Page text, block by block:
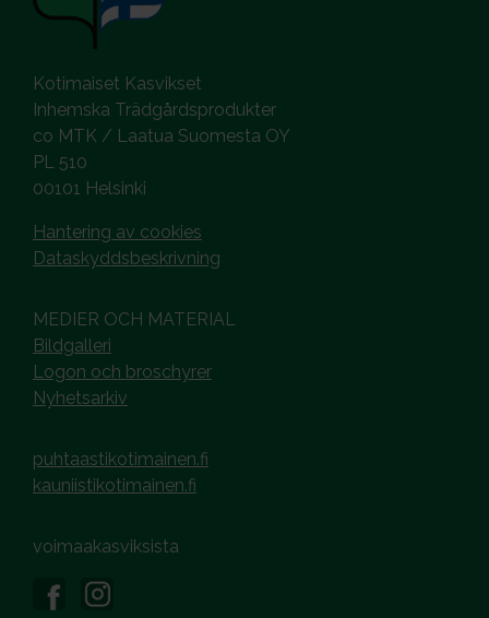
Kotimaiset Kasvikset
Inhemska Trädgårdsprodukter
co MTK / Laatua Suomesta OY
PL 510
00101 Helsinki
Hantering av cookies
Dataskyddsbeskrivning
MEDIER OCH MATERIAL
Bildgalleri
Logon och broschyrer
Nyhetsarkiv
puhtaastikotimainen.fi
kauniistikotimainen.fi
voimaakasviksista